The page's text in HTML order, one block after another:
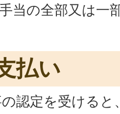
当の全部又は一
払い
認定を受ける